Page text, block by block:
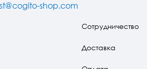
shop.com
Сотрудничество
Доставка